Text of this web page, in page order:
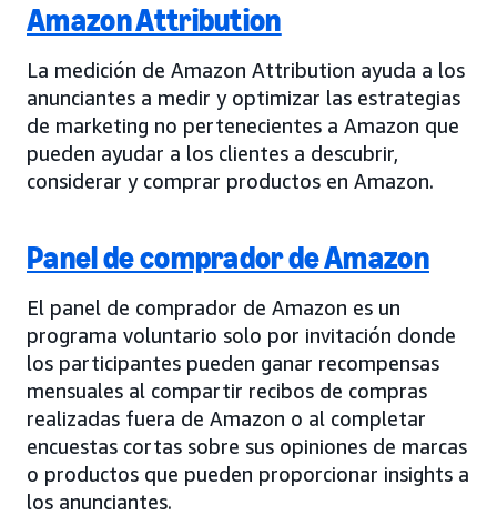
Amazon Attribution
La medición de Amazon Attribution ayuda a los
anunciantes a medir y optimizar las estrategias
de marketing no pertenecientes a Amazon que
pueden ayudar a los clientes a descubrir,
considerar y comprar productos en Amazon.
Panel de comprador de Amazon
El panel de comprador de Amazon es un
programa voluntario solo por invitación donde
los participantes pueden ganar recompensas
mensuales al compartir recibos de compras
realizadas fuera de Amazon o al completar
encuestas cortas sobre sus opiniones de marcas
o productos que pueden proporcionar insights a
los anunciantes.